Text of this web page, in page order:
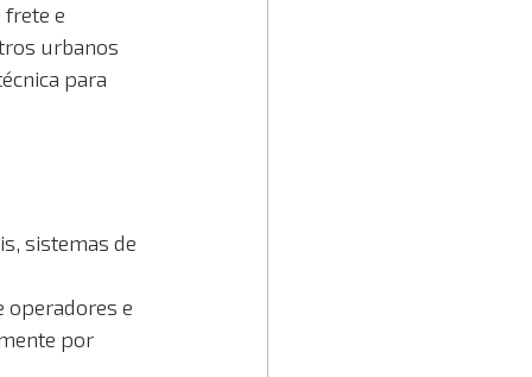
frete e
urbanos
para
sistemas de
operadores e
por